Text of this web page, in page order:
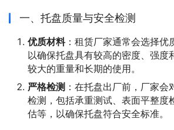
一、托盘质量与安全检测
优质材料：租赁厂家通常会选择优
以确保托盘具有较高的密度、强度
较大的重量和长期的使用。
严格检测 ：在托盘出厂前，厂家
检测，包括承重测试、表面平整度
估等，以确保托盘符合安全标准。